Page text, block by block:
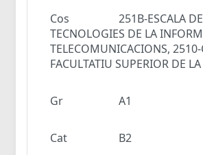
Cos
251B-ESCALA DE
TECNOLOGIES DE LA
TELECOMUNICACIONS, 2510-
FACULTATIU SUPERIOR DE
Gr A1
Cat B2